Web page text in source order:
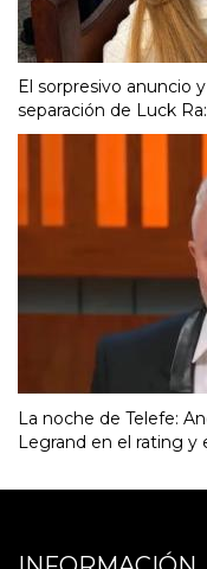
El sorpresivo anuncio
separación de Luck
La noche de Telefe:
Legrand en el rating y